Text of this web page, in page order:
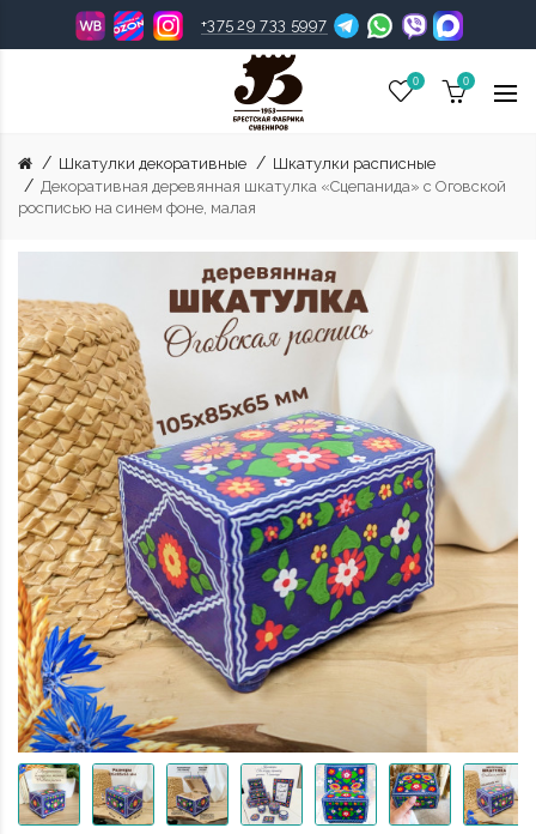
+375 29 733 5997
0 0
Шкатулки декоративные
Шкатулки расписные
Декоративная деревянная шкатулка «Сцепанида» с Оговской
росписью на синем фоне, малая